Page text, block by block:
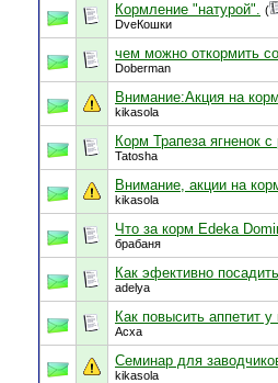
Кормление "натурой". (
DveКошки
чем можно откормить
Doberman
Внимание:Акция на
kikasola
Корм Трапеза ягненок с
Tatosha
Внимание, акции на
kikasola
Что за корм Edeka
брабаня
Как эфективно
adelya
Как повысить аппетит
Асха
Семинар для
kikasola